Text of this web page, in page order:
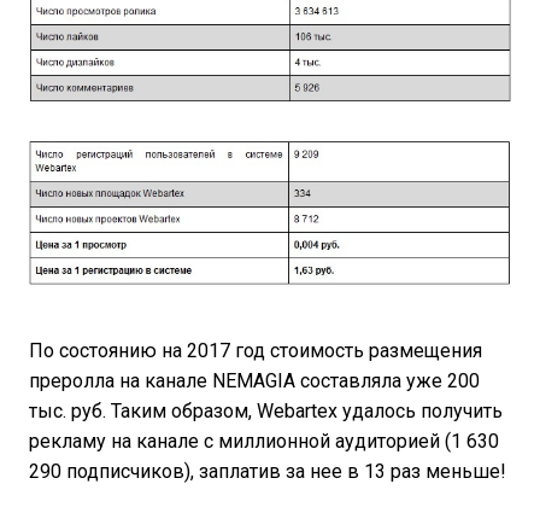
По состоянию на 2017 год стоимость размещения
преролла на канале NEMAGIA составляла уже 200
тыс. руб. Таким образом, Webartex удалось получить
рекламу на канале с миллионной аудиторией (1 630
290 подписчиков), заплатив за нее в 13 раз меньше!